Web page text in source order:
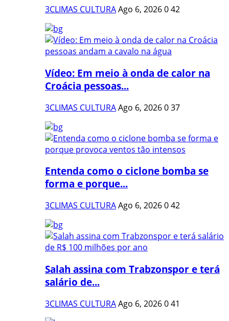
3CLIMAS CULTURAAgo 6, 2026042
Vídeo: Em meio à onda de calor na
Croácia pessoas...
3CLIMAS CULTURAAgo 6, 2026037
Entenda como o ciclone bomba se
forma e porque...
3CLIMAS CULTURAAgo 6, 2026042
Salah assina com Trabzonspor e terá
salário de...
3CLIMAS CULTURAAgo 6, 2026041